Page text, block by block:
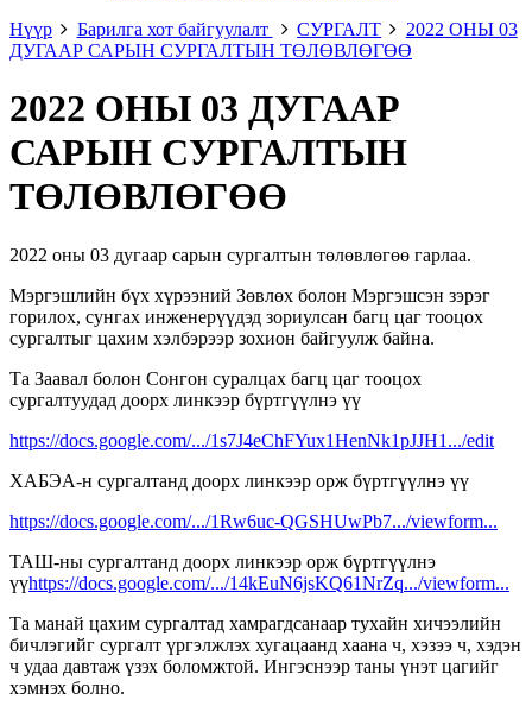
Нүүр
Барилга хот байгуулалт СУРГАЛТ
2022 ОНЫ 03
ДУГААР САРЫН СУРГАЛТЫН ТӨЛӨВЛӨГӨӨ
2022 ОНЫ 03 ДУГААР
САРЫН СУРГАЛТЫН
ТӨЛӨВЛӨГӨӨ
2022 оны 03 дугаар сарын сургалтын төлөвлөгөө гарлаа.
Мэргэшлийн бүх хүрээний Зөвлөх болон Мэргэшсэн зэрэг
горилох, сунгах инженерүүдэд зориулсан багц цаг тооцох
сургалтыг цахим хэлбэрээр зохион байгуулж байна.
Та Заавал болон Сонгон суралцах багц цаг тооцох
сургалтуудад доорх линкээр бүртгүүлнэ үү
https://docs.google.com/.../1s7J4eChFYux1HenNk1pJJH1.../edit
ХАБЭА-н сургалтанд доорх линкээр орж бүртгүүлнэ үү
https://docs.google.com/.../1Rw6uc-QGSHUwPb7.../viewform...
ТАШ-ны сургалтанд доорх линкээр орж бүртгүүлнэ
үүhttps://docs.google.com/.../14kEuN6jsKQ61NrZq.../viewform...
Та манай цахим сургалтад хамрагдсанаар тухайн хичээлийн
бичлэгийг сургалт үргэлжлэх хугацаанд хаана ч, хэзээ ч, хэдэн
ч удаа давтаж үзэх боломжтой. Ингэснээр таны үнэт цагийг
хэмнэх болно.